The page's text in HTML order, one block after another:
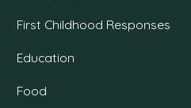
First Childhood Responses
Education
Food